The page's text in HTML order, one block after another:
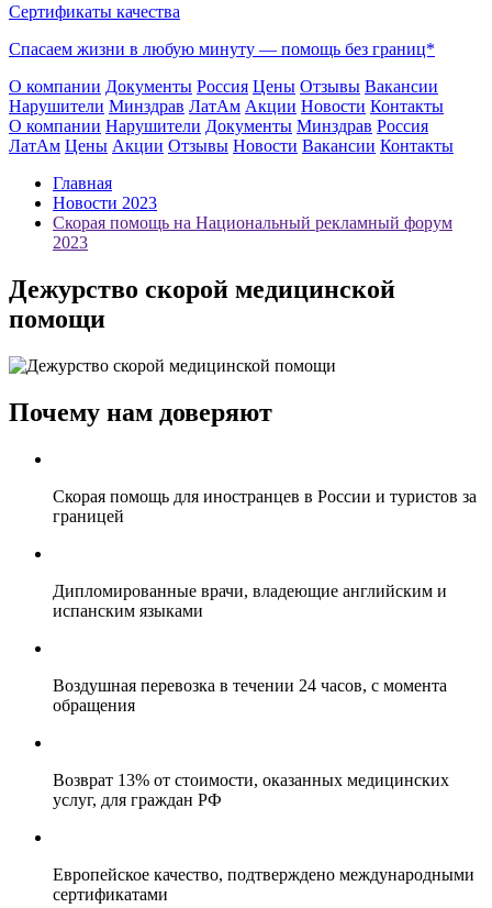
Сертификаты качества
Спасаем жизни в любую минуту — помощь без границ*
О компании Документы Россия Цены Отзывы Вакансии
Нарушители Минздрав ЛатАм Акции Новости Контакты
О компании Нарушители Документы Минздрав Россия
ЛатАм Цены Акции Отзывы Новости Вакансии Контакты
Главная
Новости 2023
Скорая помощь на Национальный рекламный форум
2023
Дежурство скорой медицинской
помощи
Почему нам доверяют
Скорая помощь для иностранцев в России и туристов за
границей
Дипломированные врачи, владеющие английским и
испанским языками
Воздушная перевозка в течении 24 часов, с момента
обращения
Возврат 13% от стоимости, оказанных медицинских
услуг, для граждан РФ
Европейское качество, подтверждено международными
сертификатами